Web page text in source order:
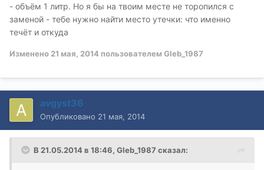
- объём 1 литр. Но я бы на твоим месте не торопился с
заменой - тебе нужно найти место утечки: что именно
течёт и откуда
Изменено 21 мая, 2014 пользователем Gleb_1987
avgyst36
Опубликовано 21 мая, 2014
В 21.05.2014 в 18:46, Gleb_1987 сказал: